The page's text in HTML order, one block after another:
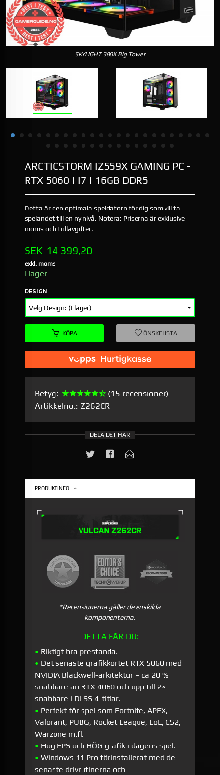
SKYLIGHT 380X Big Tower
ARCTICSTORM IZ559X GAMING PC -
RTX 5060 | I7 | 16GB DDR5
Detta är den optimala speldatorn för dig som vill ta
spelandet till en ny nivå. Notera: Priserna är exklusive
moms och tullavgifter.
Pris
SEK 14 399,20
exkl. moms
I lager
DESIGN
KÖPA ÖNSKELISTA
Betyg:
(15 recensioner)
Artikkelno.: Z262CR
DELA DET HÄR
PRODUKTINFO
*Recensionerna gäller de enskilda
komponenterna.
DETTA FÅR DU:
• Riktigt bra prestanda.
• Det senaste grafikkortet RTX 5060 med
NVIDIA Blackwell-arkitektur – ca 20 %
snabbare än RTX 4060 och upp till 2×
snabbare i DLSS 4-titlar.
• Perfekt för spel som Fortnite, APEX,
Valorant, PUBG, Rocket League, LoL, CS2,
Warzone m.fl.
• Hög FPS och HÖG grafik i dagens spel.
• Windows 11 Pro förinstallerat med de
senaste drivrutinerna och